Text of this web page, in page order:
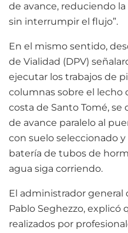
de avance, reduciendo
sin interrumpir el flujo”.
En el mismo sentido,
de Vialidad (DPV)
ejecutar los trabajos de
columnas sobre el lecho
costa de Santo Tomé,
de avance paralelo al
con suelo seleccionado
batería de tubos de
agua siga corriendo.
El administrador general
Pablo Seghezzo, explicó
realizados por